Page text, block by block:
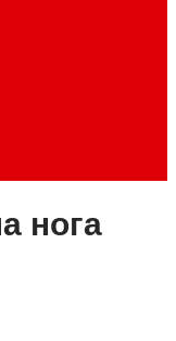
нога